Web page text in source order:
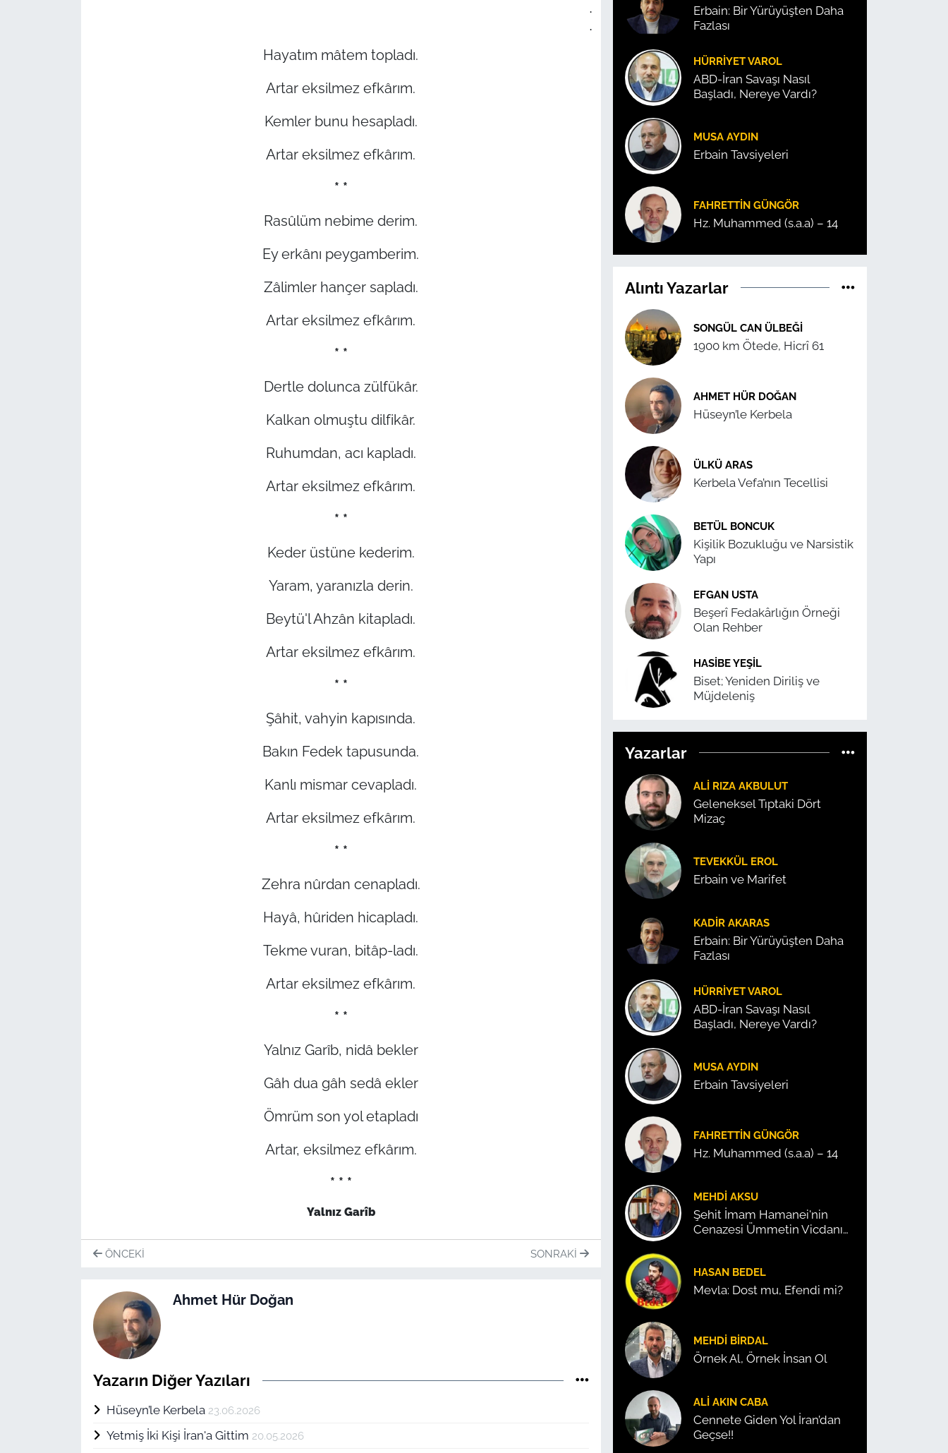
.
.
Hayatım mâtem topladı.
Artar eksilmez efkârım.
Kemler bunu hesapladı.
Artar eksilmez efkârım.
* *
Rasûlüm nebime derim.
Ey erkânı peygamberim.
Zâlimler hançer sapladı.
Artar eksilmez efkârım.
* *
Dertle dolunca zülfükâr.
Kalkan olmuştu dilfikâr.
Ruhumdan, acı kapladı.
Artar eksilmez efkârım.
* *
Keder üstüne kederim.
Yaram, yaranızla derin.
Beytü'l Ahzân kitapladı.
Artar eksilmez efkârım.
* *
Şâhit, vahyin kapısında.
Bakın Fedek tapusunda.
Kanlı mismar cevapladı.
Artar eksilmez efkârım.
* *
Zehra nûrdan cenapladı.
Hayâ, hûriden hicapladı.
Tekme vuran, bitâp-ladı.
Artar eksilmez efkârım.
* *
Yalnız Garîb, nidâ bekler
Gâh dua gâh sedâ ekler
Ömrüm son yol etapladı
Artar, eksilmez efkârım.
* * *
Yalnız Garîb
ÖNCEKI SONRAKI
Ahmet Hür Doğan
Yazarın Diğer Yazıları
Hüseyn’le Kerbela 23.06.2026
Yetmiş İki Kişi İran'a Gittim 20.05.2026
Erbain: Bir Yürüyüşten Daha
Fazlası
HÜRRIYET VAROL
ABD-İran Savaşı Nasıl
Başladı, Nereye Vardı?
MUSA AYDIN
Erbain Tavsiyeleri
FAHRETTIN GÜNGÖR
Hz. Muhammed (s.a.a) – 14
Alıntı Yazarlar
SONGÜL CAN ÜLBEĞI
1900 km Ötede, Hicrî 61
AHMET HÜR DOĞAN
Hüseyn’le Kerbela
ÜLKÜ ARAS
Kerbela Vefa’nın Tecellisi
BETÜL BONCUK
Kişilik Bozukluğu ve Narsistik
Yapı
EFGAN USTA
Beşerî Fedakârlığın Örneği
Olan Rehber
HASIBE YEŞIL
Biset; Yeniden Diriliş ve
Müjdeleniş
Yazarlar
ALI RIZA AKBULUT
Geleneksel Tıptaki Dört
Mizaç
TEVEKKÜL EROL
Erbain ve Marifet
KADIR AKARAS
Erbain: Bir Yürüyüşten Daha
Fazlası
HÜRRIYET VAROL
ABD-İran Savaşı Nasıl
Başladı, Nereye Vardı?
MUSA AYDIN
Erbain Tavsiyeleri
FAHRETTIN GÜNGÖR
Hz. Muhammed (s.a.a) – 14
MEHDI AKSU
Şehit İmam Hamanei'nin
Cenazesi Ümmetin Vicdanını
HASAN BEDEL
Mevla: Dost mu, Efendi mi?
MEHDI BIRDAL
Örnek Al, Örnek İnsan Ol
ALI AKIN CABA
Cennete Giden Yol İran’dan
Geçse!!